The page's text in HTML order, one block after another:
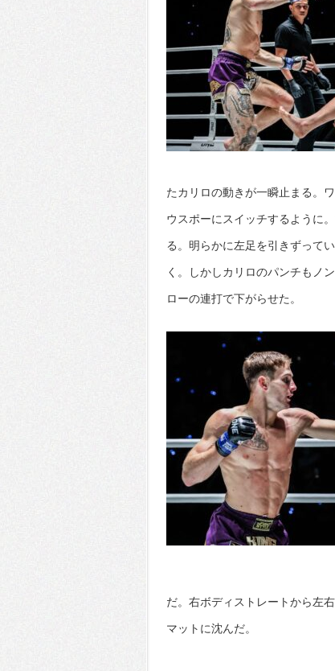
たカリロの動きが一瞬止まる。
ウスポーにスイッチするように
る。明らかに左足を引きずって
く。しかしカリロのパンチもノ
ローの連打で下がらせた。
だ。右ボディストレートから左
マットに沈んだ。